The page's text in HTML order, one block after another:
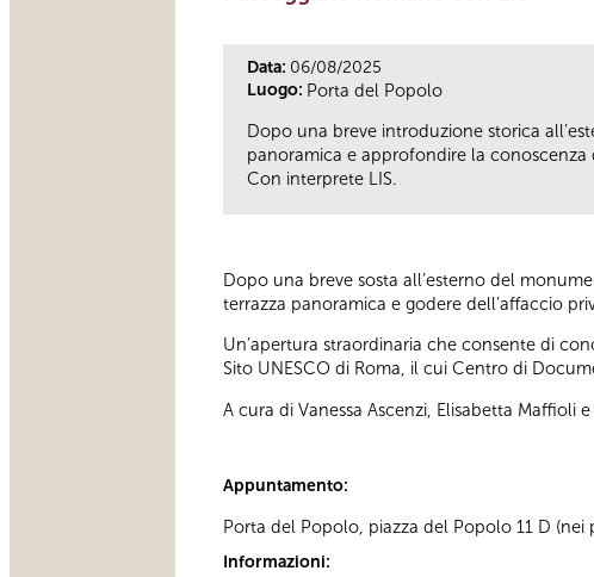
Data: 06/08/2025
Luogo: Porta del Popolo
Dopo una breve introduzione storica
panoramica e approfondire la
Con interprete LIS.
Dopo una breve sosta all’esterno del
terrazza panoramica e godere dell’affaccio
Un’apertura straordinaria che consente di
Sito UNESCO di Roma, il cui Centro di
A cura di Vanessa Ascenzi, Elisabetta Maffioli
Appuntamento:
Porta del Popolo, piazza del Popolo 11 D
Informazioni: